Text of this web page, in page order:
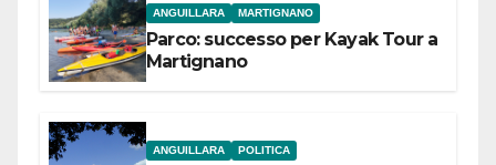
ANGUILLARA MARTIGNANO
Parco: successo per Kayak Tour a
Martignano
ANGUILLARA POLITICA